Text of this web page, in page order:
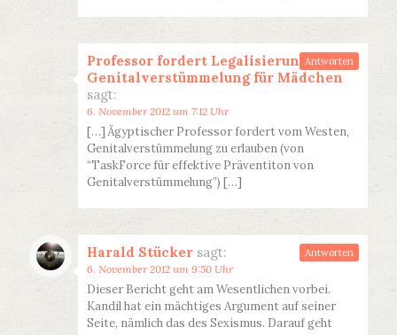
Professor fordert Legalisierung von
Genitalverstümmelung für Mädchen
sagt:
6. November 2012 um 7:12 Uhr
[…] Ägyptischer Professor fordert vom Westen,
Genitalverstümmelung zu erlauben (von
“TaskForce für effektive Präventiton von
Genitalverstümmelung”) […]
Antworten
Harald Stücker sagt:
6. November 2012 um 9:50 Uhr
Dieser Bericht geht am Wesentlichen vorbei.
Kandil hat ein mächtiges Argument auf seiner
Seite, nämlich das des Sexismus. Darauf geht
Antworten